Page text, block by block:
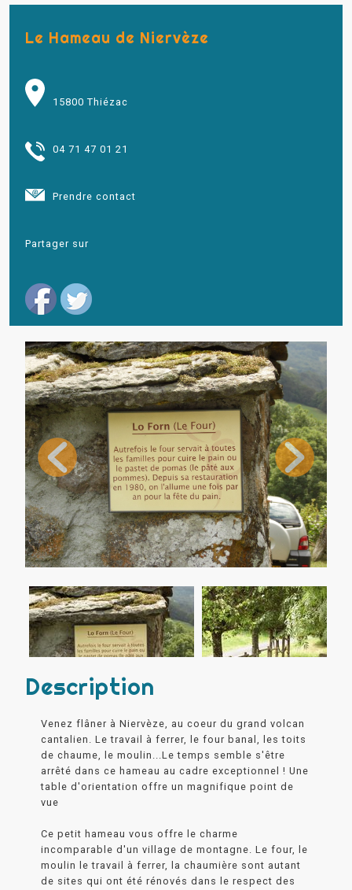
Le Hameau de Niervèze
15800 Thiézac
04 71 47 01 21
Prendre contact
Partager sur
Description
Venez flâner à Niervèze, au coeur du grand volcan
cantalien. Le travail à ferrer, le four banal, les toits
de chaume, le moulin...Le temps semble s'être
arrêté dans ce hameau au cadre exceptionnel ! Une
table d'orientation offre un magnifique point de
vue
Ce petit hameau vous offre le charme
incomparable d'un village de montagne. Le four, le
moulin le travail à ferrer, la chaumière sont autant
de sites qui ont été rénovés dans le respect des